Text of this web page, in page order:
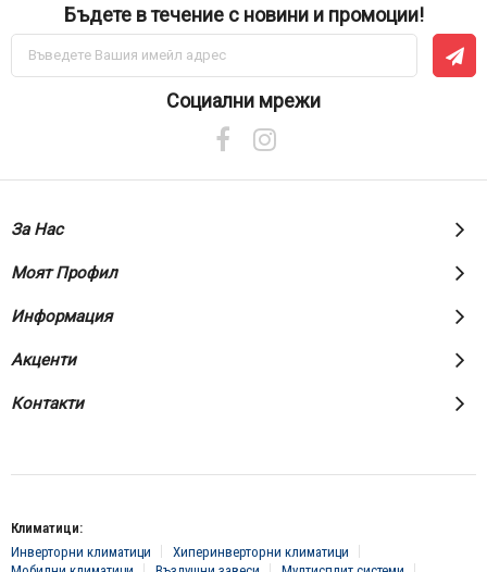
Бъдете в течение с новини и промоции!
Абонирай
за
Социални мрежи
За Нас
Моят Профил
Информация
Акценти
Контакти
Климатици:
Инверторни климатици
Хиперинверторни климатици